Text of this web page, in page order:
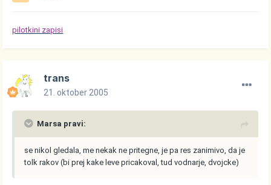
pilotkini zapisi
trans
21. oktober 2005
Marsa pravi:
se nikol gledala, me nekak ne pritegne, je pa res zanimivo, da je
tolk rakov (bi prej kake leve pricakoval, tud vodnarje, dvojcke)